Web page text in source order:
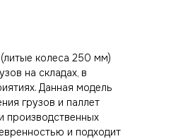
колеса 250 мм)
на складах, в
Данная модель
грузов и паллет
производственных
и подходит